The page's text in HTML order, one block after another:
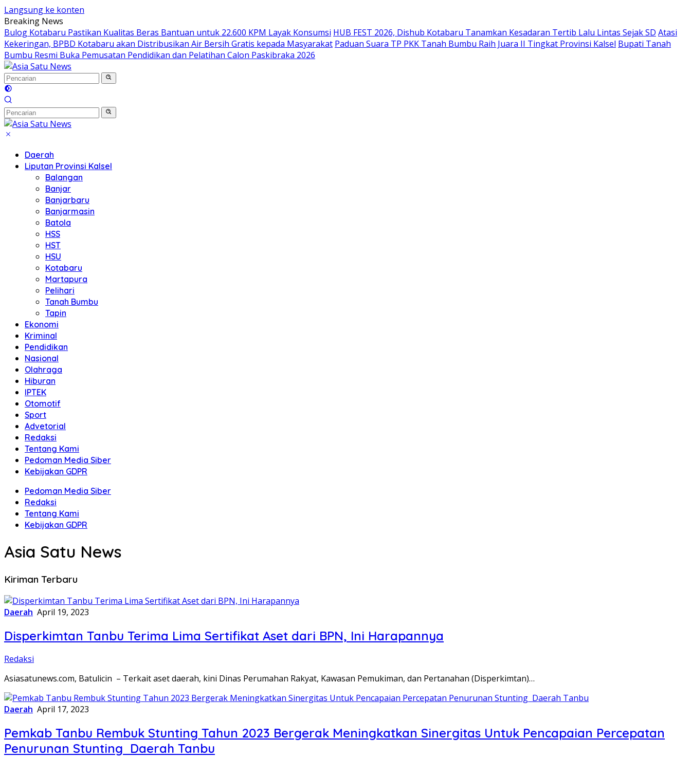
Langsung ke konten
Breaking News
Bulog Kotabaru Pastikan Kualitas Beras Bantuan untuk 22.600 KPM Layak Konsumsi HUB FEST 2026, Dishub Kotabaru Tanamkan Kesadaran Tertib Lalu Lintas Sejak SD Atasi
Kekeringan, BPBD Kotabaru akan Distribusikan Air Bersih Gratis kepada Masyarakat Paduan Suara TP PKK Tanah Bumbu Raih Juara II Tingkat Provinsi Kalsel Bupati Tanah
Bumbu Resmi Buka Pemusatan Pendidikan dan Pelatihan Calon Paskibraka 2026
Daerah
Liputan Provinsi Kalsel
Balangan
Banjar
Banjarbaru
Banjarmasin
Batola
HSS
HST
HSU
Kotabaru
Martapura
Pelihari
Tanah Bumbu
Tapin
Ekonomi
Kriminal
Pendidikan
Nasional
Olahraga
Hiburan
IPTEK
Otomotif
Sport
Advetorial
Redaksi
Tentang Kami
Pedoman Media Siber
Kebijakan GDPR
Pedoman Media Siber
Redaksi
Tentang Kami
Kebijakan GDPR
Asia Satu News
Kiriman Terbaru
Daerah April 19, 2023
Disperkimtan Tanbu Terima Lima Sertifikat Aset dari BPN, Ini Harapannya
Redaksi
Asiasatunews.com, Batulicin – Terkait aset daerah, kini Dinas Perumahan Rakyat, Kawasan Pemukiman, dan Pertanahan (Disperkimtan)…
Daerah April 17, 2023
Pemkab Tanbu Rembuk Stunting Tahun 2023 Bergerak Meningkatkan Sinergitas Untuk Pencapaian Percepatan
Penurunan Stunting Daerah Tanbu